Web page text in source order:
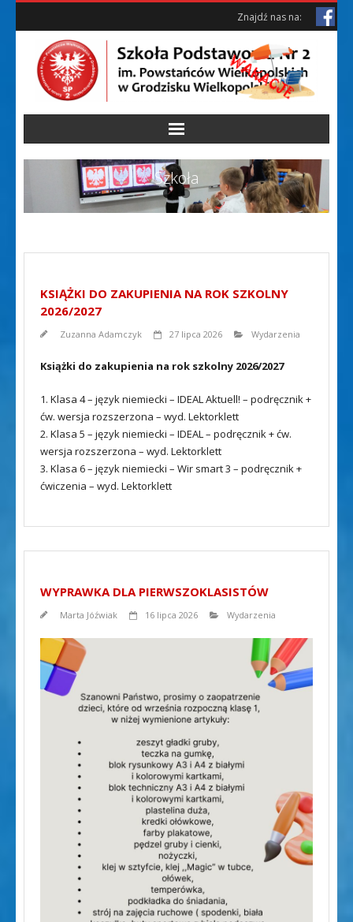
Skip
Skip
Znajdź nas na:
Szkoła
KSIĄŻKI DO ZAKUPIENIA NA ROK SZKOLNY
2026/2027
Zuzanna Adamczyk 27 lipca 2026 Wydarzenia
Książki do zakupienia na rok szkolny 2026/2027
1. Klasa 4 – język niemiecki – IDEAL Aktuell! – podręcznik +
ćw. wersja rozszerzona – wyd. Lektorklett
2. Klasa 5 – język niemiecki – IDEAL – podręcznik + ćw.
wersja rozszerzona – wyd. Lektorklett
3. Klasa 6 – język niemiecki – Wir smart 3 – podręcznik +
ćwiczenia – wyd. Lektorklett
WYPRAWKA DLA PIERWSZOKLASISTÓW
Marta Jóźwiak 16 lipca 2026 Wydarzenia